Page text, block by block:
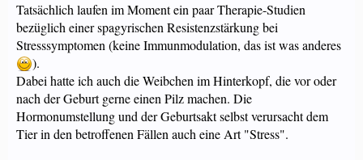
Tatsächlich laufen im Moment ein paar Therapie-Studien
bezüglich einer spagyrischen Resistenzstärkung bei
Stresssymptomen (keine Immunmodulation, das ist was anderes
).
Dabei hatte ich auch die Weibchen im Hinterkopf, die vor oder
nach der Geburt gerne einen Pilz machen. Die
Hormonumstellung und der Geburtsakt selbst verursacht dem
Tier in den betroffenen Fällen auch eine Art "Stress".